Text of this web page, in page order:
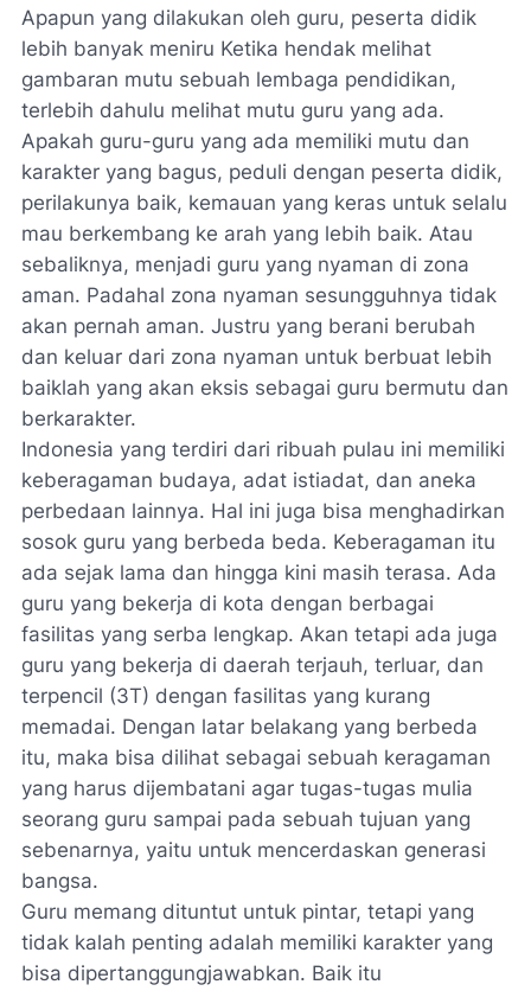
Apapun yang dilakukan oleh guru, peserta didik
lebih banyak meniru Ketika hendak melihat
gambaran mutu sebuah lembaga pendidikan,
terlebih dahulu melihat mutu guru yang ada.
Apakah guru-guru yang ada memiliki mutu dan
karakter yang bagus, peduli dengan peserta didik,
perilakunya baik, kemauan yang keras untuk selalu
mau berkembang ke arah yang lebih baik. Atau
sebaliknya, menjadi guru yang nyaman di zona
aman. Padahal zona nyaman sesungguhnya tidak
akan pernah aman. Justru yang berani berubah
dan keluar dari zona nyaman untuk berbuat lebih
baiklah yang akan eksis sebagai guru bermutu dan
berkarakter.
Indonesia yang terdiri dari ribuah pulau ini memiliki
keberagaman budaya, adat istiadat, dan aneka
perbedaan lainnya. Hal ini juga bisa menghadirkan
sosok guru yang berbeda beda. Keberagaman itu
ada sejak lama dan hingga kini masih terasa. Ada
guru yang bekerja di kota dengan berbagai
fasilitas yang serba lengkap. Akan tetapi ada juga
guru yang bekerja di daerah terjauh, terluar, dan
terpencil (3T) dengan fasilitas yang kurang
memadai. Dengan latar belakang yang berbeda
itu, maka bisa dilihat sebagai sebuah keragaman
yang harus dijembatani agar tugas-tugas mulia
seorang guru sampai pada sebuah tujuan yang
sebenarnya, yaitu untuk mencerdaskan generasi
bangsa.
Guru memang dituntut untuk pintar, tetapi yang
tidak kalah penting adalah memiliki karakter yang
bisa dipertanggungjawabkan. Baik itu